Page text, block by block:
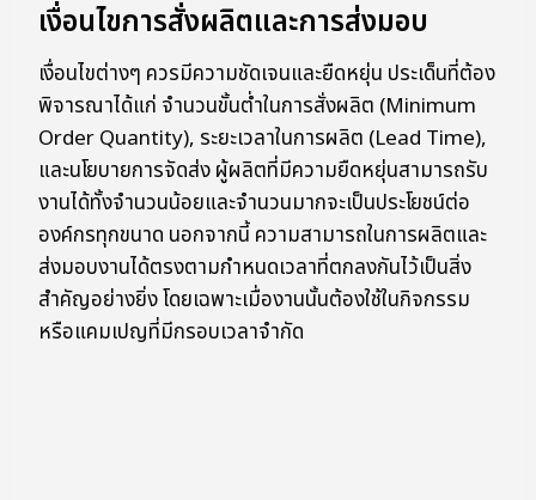
เงื่อนไขการสั่งผลิตและการส่งมอบ
เงื่อนไขต่างๆ ควรมีความชัดเจนและยืดหยุ่น ประเด็นที่ต้อง
พิจารณาได้แก่ จำนวนขั้นต่ำในการสั่งผลิต (Minimum
Order Quantity), ระยะเวลาในการผลิต (Lead Time),
และนโยบายการจัดส่ง ผู้ผลิตที่มีความยืดหยุ่นสามารถรับ
งานได้ทั้งจำนวนน้อยและจำนวนมากจะเป็นประโยชน์ต่อ
องค์กรทุกขนาด นอกจากนี้ ความสามารถในการผลิตและ
ส่งมอบงานได้ตรงตามกำหนดเวลาที่ตกลงกันไว้เป็นสิ่ง
สำคัญอย่างยิ่ง โดยเฉพาะเมื่องานนั้นต้องใช้ในกิจกรรม
หรือแคมเปญที่มีกรอบเวลาจำกัด